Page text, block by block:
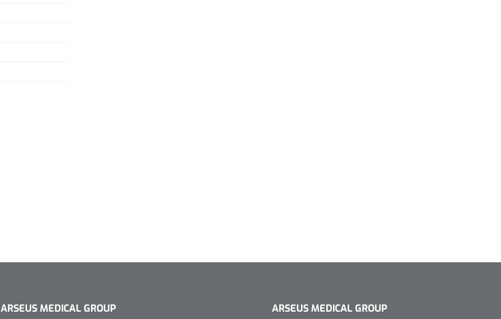
ARSEUS MEDICAL GROUP ARSEUS MEDICAL GROUP